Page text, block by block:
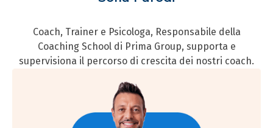
Coach, Trainer e Psicologa, Responsabile della
Coaching School di Prima Group, supporta e
supervisiona il percorso di crescita dei nostri coach.